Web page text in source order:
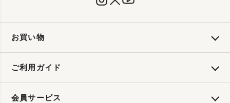
お買い物
ご利用ガイド
会員サービス